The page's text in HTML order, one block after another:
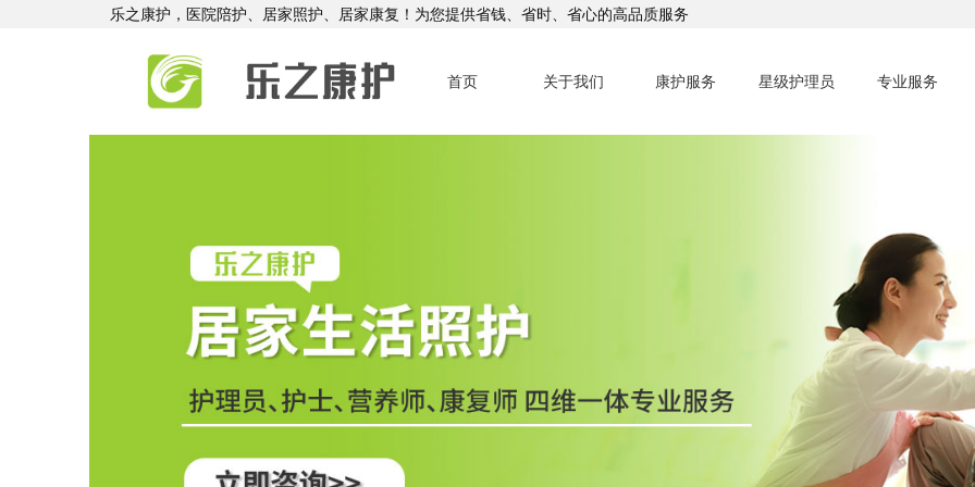
乐之康护，医院陪护、居家照护、居家康复！为您提供省钱、省时、省心的高品质服务
首页 关于我们 康护服务 星级护理员 专业服务